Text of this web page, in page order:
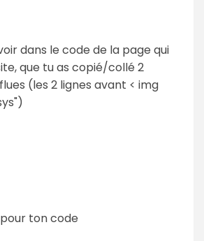
dans le code de la page qui
que tu as copié/collé 2
(les 2 lignes avant < img
ton code